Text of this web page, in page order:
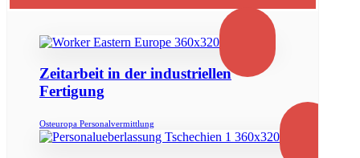
Zeitarbeit in der industriellen
Fertigung
Osteuropa Personalvermittlung